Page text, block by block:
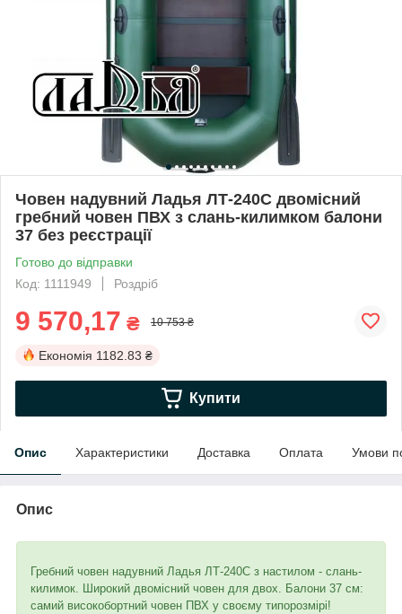
Човен надувний Ладья ЛТ-240С двомісний
гребний човен ПВХ з слань-килимком балони
37 без реєстрації
Готово до відправки
Код: 1111949
Роздріб
9 570,17 ₴ 10 753 ₴
Економія 1182.83 ₴
Купити
Опис Характеристики Доставка Оплата Умови
Опис
Гребний човен надувний Ладья ЛТ-240С з настилом - слань-
килимок. Широкий двомісний човен для двох. Балони 37 см:
самий високобортний човен ПВХ у своєму типорозмірі!